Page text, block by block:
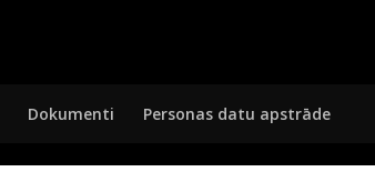
Dokumenti Personas datu apstrāde